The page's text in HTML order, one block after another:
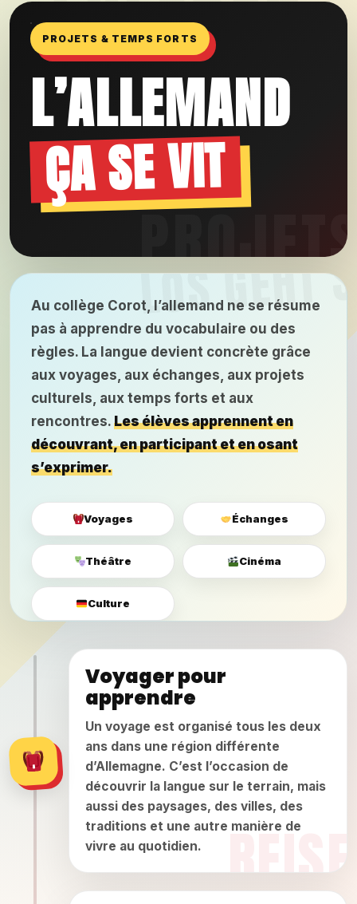
PROJETS & TEMPS FORTS
L’ALLEMAND
ÇA SE VIT
Au collège Corot, l’allemand ne se résume
pas à apprendre du vocabulaire ou des
règles. La langue devient concrète grâce
aux voyages, aux échanges, aux projets
culturels, aux temps forts et aux
rencontres. Les élèves apprennent en
découvrant, en participant et en osant
s’exprimer.
Voyages Échanges
Théâtre Cinéma
Culture
Voyager pour
apprendre
Un voyage est organisé tous les deux
ans dans une région différente
d’Allemagne. C’est l’occasion de
découvrir la langue sur le terrain, mais
aussi des paysages, des villes, des
traditions et une autre manière de
vivre au quotidien.